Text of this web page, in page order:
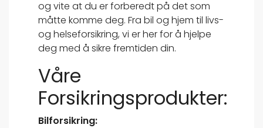
og vite at du er forberedt på det som
måtte komme deg. Fra bil og hjem til livs-
og helseforsikring, vi er her for å hjelpe
deg med å sikre fremtiden din.
Våre
Forsikringsprodukter:
Bilforsikring: